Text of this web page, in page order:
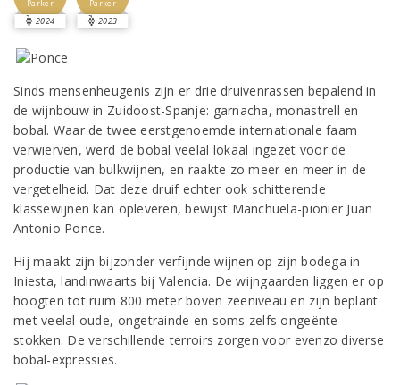
Parker
2024
Parker
2023
Sinds mensenheugenis zijn er drie druivenrassen bepalend in
de wijnbouw in Zuidoost-Spanje: garnacha, monastrell en
bobal. Waar de twee eerstgenoemde internationale faam
verwierven, werd de bobal veelal lokaal ingezet voor de
productie van bulkwijnen, en raakte zo meer en meer in de
vergetelheid. Dat deze druif echter ook schitterende
klassewijnen kan opleveren, bewijst Manchuela-pionier Juan
Antonio Ponce.
Hij maakt zijn bijzonder verfijnde wijnen op zijn bodega in
Iniesta, landinwaarts bij Valencia. De wijngaarden liggen er op
hoogten tot ruim 800 meter boven zeeniveau en zijn beplant
met veelal oude, ongetrainde en soms zelfs ongeënte
stokken. De verschillende terroirs zorgen voor evenzo diverse
bobal-expressies.